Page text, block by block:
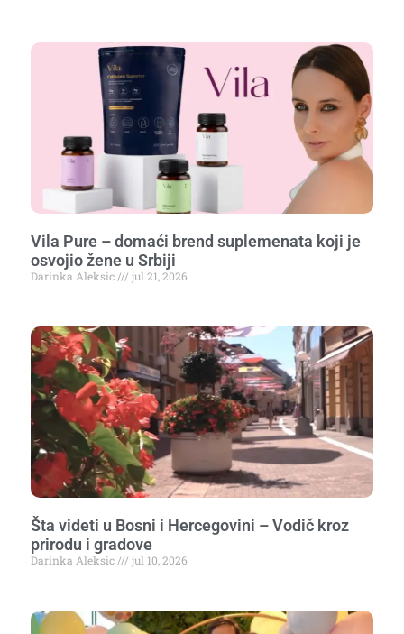
Vila Pure – domaći brend suplemenata koji je
osvojio žene u Srbiji
Darinka Aleksic jul 21, 2026
Šta videti u Bosni i Hercegovini – Vodič kroz
prirodu i gradove
Darinka Aleksic jul 10, 2026